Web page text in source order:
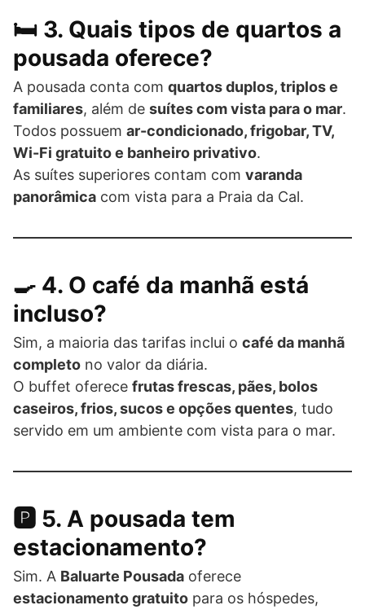
🛏️ 3. Quais tipos de quartos a
pousada oferece?
A pousada conta com quartos duplos, triplos e
familiares, além de suítes com vista para o mar.
Todos possuem ar-condicionado, frigobar, TV,
Wi-Fi gratuito e banheiro privativo.
As suítes superiores contam com varanda
panorâmica com vista para a Praia da Cal.
🍳 4. O café da manhã está
incluso?
Sim, a maioria das tarifas inclui o café da manhã
completo no valor da diária.
O buffet oferece frutas frescas, pães, bolos
caseiros, frios, sucos e opções quentes, tudo
servido em um ambiente com vista para o mar.
🅿️ 5. A pousada tem
estacionamento?
Sim. A Baluarte Pousada oferece
estacionamento gratuito para os hóspedes,